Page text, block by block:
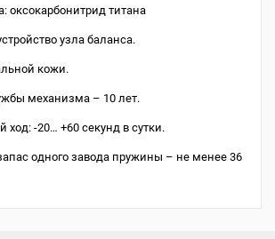
оксокарбонитрид титана
узла баланса.
кожи.
механизма – 10 лет.
ход: -20… +60 секунд в сутки.
одного завода пружины – не менее 36